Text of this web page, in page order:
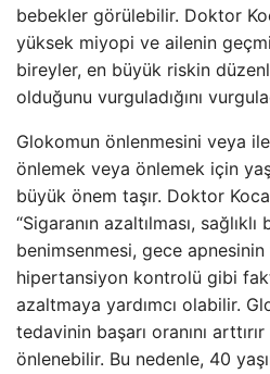
bebekler görülebilir. Doktor
yüksek miyopi ve ailenin
bireyler, en büyük riskin
olduğunu vurguladığını
Glokomun önlenmesini veya
önlemek veya önlemek için
büyük önem taşır. Doktor
“Sigaranın azaltılması,
benimsenmesi, gece
hipertansiyon kontrolü gibi
azaltmaya yardımcı olabilir.
tedavinin başarı oranını
önlenebilir. Bu nedenle, 40